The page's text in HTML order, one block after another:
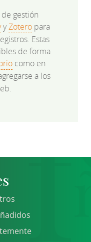
gestión
yZoteropara
Estas
de forma
como en
a los